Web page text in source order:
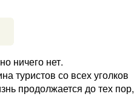
ничего нет.
туристов со всех уголков
продолжается до тех пор,